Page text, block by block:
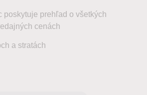
poskytuje prehľad o všetkých
cenách
a stratách